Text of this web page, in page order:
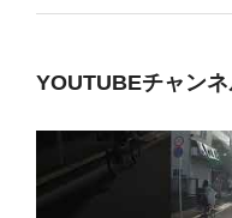
YOUTUBEチャン